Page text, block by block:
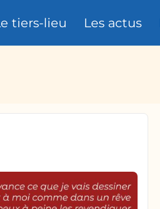
tiers-lieu Les actus